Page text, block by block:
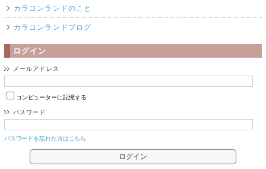
カラコンランドのこと
カラコンランドブログ
ログイン
メールアドレス
コンピューターに記憶する
パスワード
パスワードを忘れた方はこちら